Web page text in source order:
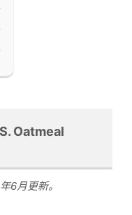
Oatmeal
6月更新。